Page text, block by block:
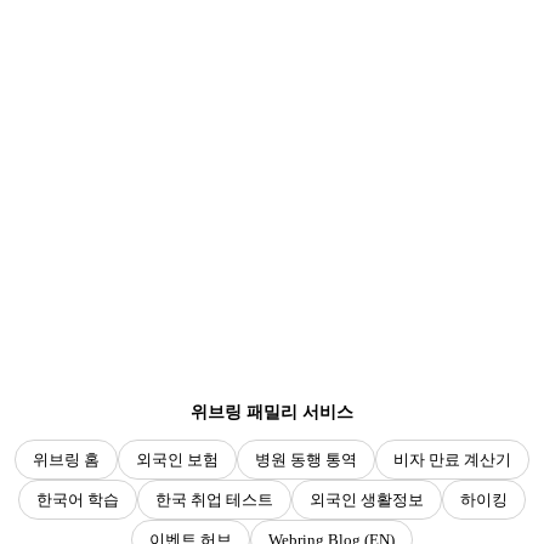
위브링 패밀리 서비스
위브링 홈 외국인 보험 병원 동행 통역 비자 만료 계산기
한국어 학습 한국 취업 테스트 외국인 생활정보 하이킹
이벤트 허브 Webring Blog (EN)